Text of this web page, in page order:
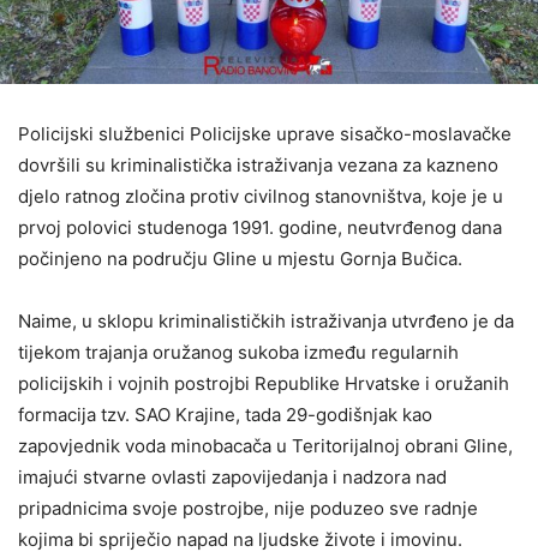
Policijski službenici Policijske uprave sisačko-moslavačke
dovršili su kriminalistička istraživanja vezana za kazneno
djelo ratnog zločina protiv civilnog stanovništva, koje je u
prvoj polovici studenoga 1991. godine, neutvrđenog dana
počinjeno na području Gline u mjestu Gornja Bučica.
Naime, u sklopu kriminalističkih istraživanja utvrđeno je da
tijekom trajanja oružanog sukoba između regularnih
policijskih i vojnih postrojbi Republike Hrvatske i oružanih
formacija tzv. SAO Krajine, tada 29-godišnjak kao
zapovjednik voda minobacača u Teritorijalnoj obrani Gline,
imajući stvarne ovlasti zapovijedanja i nadzora nad
pripadnicima svoje postrojbe, nije poduzeo sve radnje
kojima bi spriječio napad na ljudske živote i imovinu.